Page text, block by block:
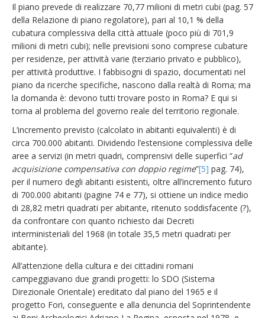
Il piano prevede di realizzare 70,77 milioni di metri cubi (pag. 57
della Relazione di piano regolatore), pari al 10,1 % della
cubatura complessiva della città attuale (poco più di 701,9
milioni di metri cubi); nelle previsioni sono comprese cubature
per residenze, per attività varie (terziario privato e pubblico),
per attività produttive. I fabbisogni di spazio, documentati nel
piano da ricerche specifiche, nascono dalla realtà di Roma; ma
la domanda è: devono tutti trovare posto in Roma? E qui si
torna al problema del governo reale del territorio regionale.
L’incremento previsto (calcolato in abitanti equivalenti) è di
circa 700.000 abitanti. Dividendo l’estensione complessiva delle
aree a servizi (in metri quadri, comprensivi delle superfici “ad
acquisizione compensativa con doppio regime”[5] pag. 74),
per il numero degli abitanti esistenti, oltre all’incremento futuro
di 700.000 abitanti (pagine 74 e 77), si ottiene un indice medio
di 28,82 metri quadrati per abitante, ritenuto soddisfacente (?),
da confrontare con quanto richiesto dai Decreti
interministeriali del 1968 (in totale 35,5 metri quadrati per
abitante).
All’attenzione della cultura e dei cittadini romani
campeggiavano due grandi progetti: lo SDO (Sistema
Direzionale Orientale) ereditato dal piano del 1965 e il
progetto Fori, conseguente e alla denuncia del Soprintendente